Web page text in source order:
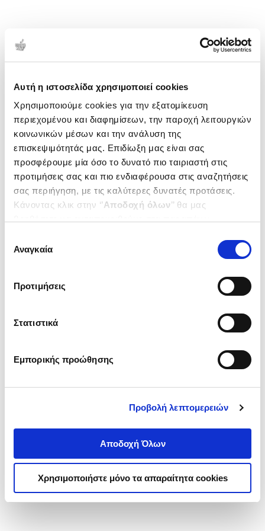
Αυτή η ιστοσελίδα χρησιμοποιεί cookies
Χρησιμοποιούμε cookies για την εξατομίκευση
περιεχομένου και διαφημίσεων, την παροχή λειτουργιών
κοινωνικών μέσων και την ανάλυση της
επισκεψιμότητάς μας. Επιδίωξη μας είναι σας
προσφέρουμε μία όσο το δυνατό πιο ταιριαστή στις
προτιμήσεις σας και πιο ενδιαφέρουσα στις αναζητήσεις
σας περιήγηση, με τις καλύτερες δυνατές προτάσεις.
Κάνοντας κλικ στην ‘’Αποδοχή όλων’’ θα μας
ενδιαφέρουν και να επιλέξετε από τα παρακάτω με την
΄΄και να ενημερωθείτε σχετικά με
συγκατάθεσης
Αναγκαία
Προτιμήσεις
Στατιστικά
Εμπορικής προώθησης
Προβολή λεπτομερειών
Αποδοχή Όλων
Χρησιμοποιήστε μόνο τα απαραίτητα cookies